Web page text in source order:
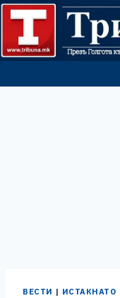
Skip
content
ВЕСТИ | ИСТАКНАТО